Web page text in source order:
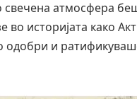
свечена атмосфера
во историјата како
и ратификуваше